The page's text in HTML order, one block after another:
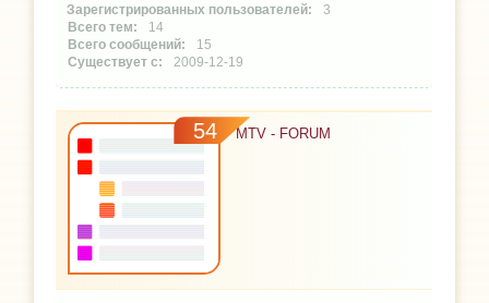
3
14
15
2009-12-19
54 MTV - FORUM